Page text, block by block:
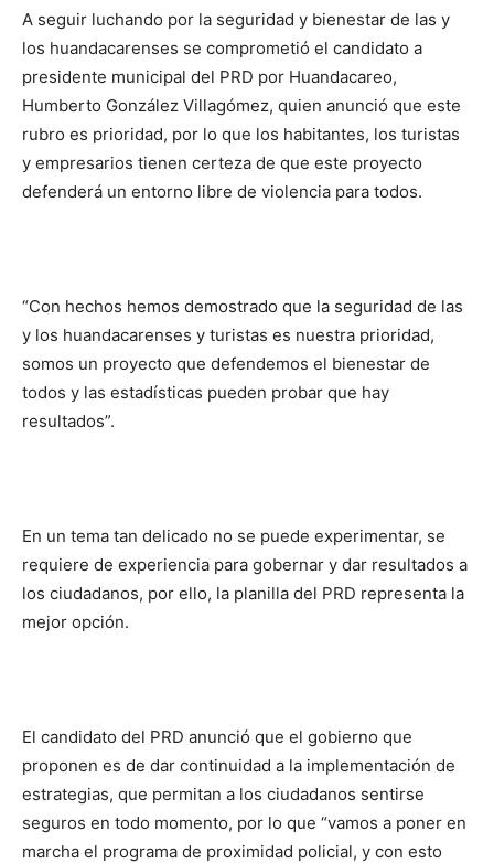
A seguir luchando por la seguridad y bienestar de las y
los huandacarenses se comprometió el candidato a
presidente municipal del PRD por Huandacareo,
Humberto González Villagómez, quien anunció que este
rubro es prioridad, por lo que los habitantes, los turistas
y empresarios tienen certeza de que este proyecto
defenderá un entorno libre de violencia para todos.
“Con hechos hemos demostrado que la seguridad de las
y los huandacarenses y turistas es nuestra prioridad,
somos un proyecto que defendemos el bienestar de
todos y las estadísticas pueden probar que hay
resultados”.
En un tema tan delicado no se puede experimentar, se
requiere de experiencia para gobernar y dar resultados a
los ciudadanos, por ello, la planilla del PRD representa la
mejor opción.
El candidato del PRD anunció que el gobierno que
proponen es de dar continuidad a la implementación de
estrategias, que permitan a los ciudadanos sentirse
seguros en todo momento, por lo que “vamos a poner en
marcha el programa de proximidad policial, y con esto